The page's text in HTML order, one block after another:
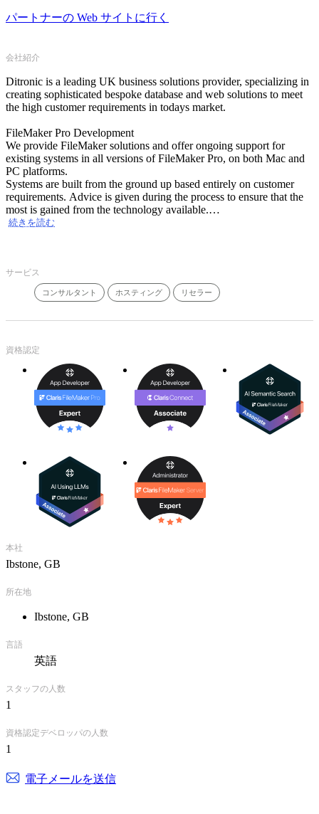
パートナーの Web サイトに行く
会社紹介
Ditronic is a leading UK business solutions provider, specializing in
creating sophisticated bespoke database and web solutions to meet
the high customer requirements in todays market.
FileMaker Pro Development
We provide FileMaker solutions and offer ongoing support for
existing systems in all versions of FileMaker Pro, on both Mac and
PC platforms.
Systems are built from the ground up based entirely on customer
requirements. Advice is given during the process to ensure that the
most is gained from the technology available.
If you need to upgrade your existing FileMaker system to run
Web Based Development
Our developers have experience in a wide variant of website
We can construct your website functionality using CDML, ASP,
interactive with your FileMaker database.
It is our policy to offer our clients a fast, friendly, efficient service,
whether it is for half an hours work or a price for a complete project.
All work is carried out on a fixed price basis which means no
unexpected costs unless the specification is changed.
FileMaker Pro desktop solutions by Certified FileMaker 8
Developers.
Development covering all versions of FileMaker.
Existing system upgrades and re-writes.
Development of database driven websites using CDML, Lasso,
ASP or Coldfusion.
Experts in connecting FileMaker Pro to the web.
Data exchange between FileMaker and MySQL/SQL Server.
続きを読む
サービス
コンサルタント ホスティング リセラー
資格認定
本社
Ibstone, GB
所在地
Ibstone, GB
言語
英語
スタッフの人数
1
資格認定デベロッパの人数
1
電子メールを送信